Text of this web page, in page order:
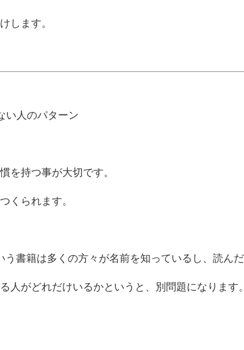
します。
い人のパターン
を持つ事が大切です。
くられます。
う書籍は多くの方々が名前を知っているし、読んだ
人がどれだけいるかというと、別問題になります。